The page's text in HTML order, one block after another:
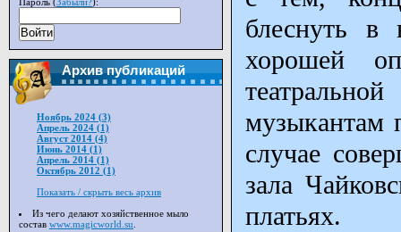
блеснуть в
хорошей
музыкантам
случае
зала
платьях.
Войти
Архив публикаций
Ноябрь 2024 (3)
Апрель 2024 (1)
Август 2014 (4)
Июнь 2014 (1)
Апрель 2014 (1)
Октябрь 2012 (1)
Показать / скрыть весь архив
Из чего делают хозяйственное мыло
состав www.magicworld.su